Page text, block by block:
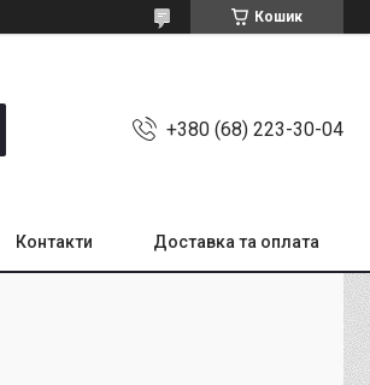
Кошик
+380 (68) 223-30-04
Контакти Доставка та оплата